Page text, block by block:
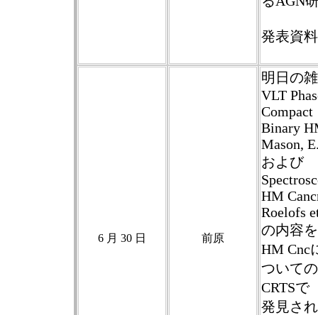
発表資
6 月 30 日 前原
明日の
VLT
Compact
Binary
Mason,
および
HM
Roelofs
の内容
HM Cnc
ついて
CRTSで
発見さ